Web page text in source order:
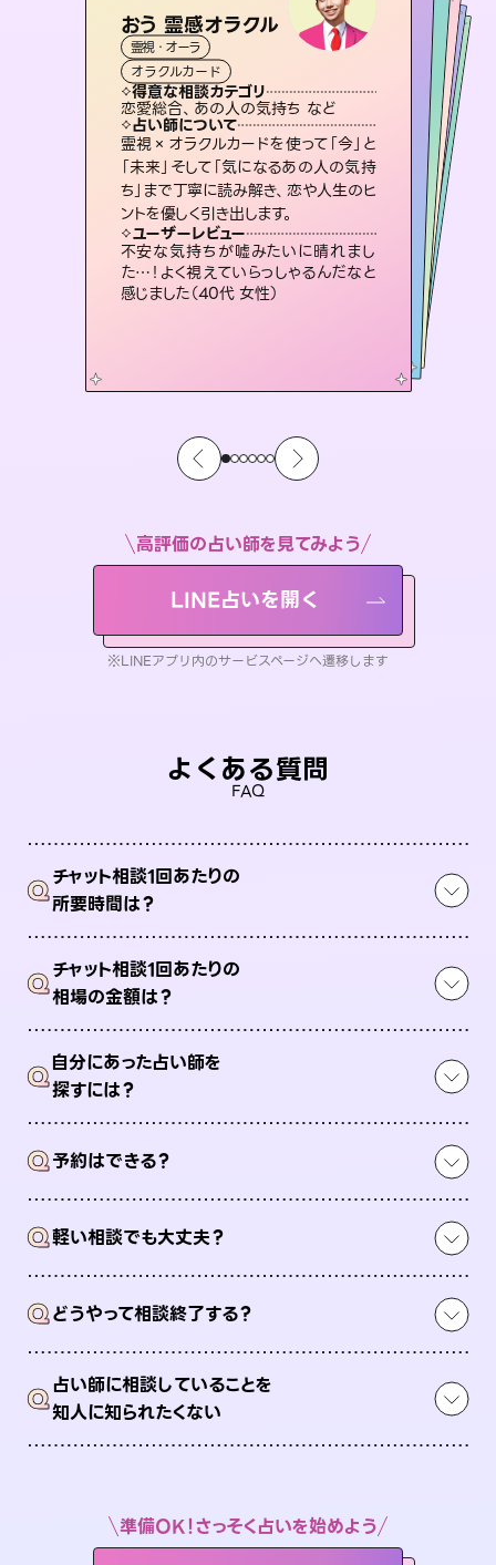
おう 霊感オラクル
霊視・オーラ
オラクルカード
得意な相談カテゴリ
恋愛総合、あの人の気持ち など
占い師について
霊視×オラクルカードを使って「今」と
「未来」そして「気になるあの人の気持
ち」まで丁寧に読み解き、恋や人生のヒ
ントを優しく引き出します。
ユーザーレビュー
不安な気持ちが嘘みたいに晴れまし
た…！よく視えていらっしゃるんだなと
感じました（40代 女性）
アイリス -iris-
西洋占星術
ルーン
得意な相談カテゴリ
恋愛総合、片想い、二人の未来 など
占い師について
復縁、恋愛、不倫の行方、同性愛や片
思い、仕事関係や借金問題まで知りた
いことや心の負担になっていることを
紐解き、背中をそっと押して導きます。
ユーザーレビュー
安心感のあり、言い切ってくれる所や濁
さない鑑定のおかげで、毎回自分の気
持ちを整えられます（30代 男性）
彗望
霊視・オーラ
スピリチュアル・リーディング
得意な相談カテゴリ
片想い、あの人の気持ち、復縁 など
占い師について
3,700年以上の歴史を持つ東洋最古の
占術「易占」で詳細まで占い、幸せへ向
かう道筋を示します。厳しい結果にも具
体的な対策をお伝えします。
ユーザーレビュー
複雑な背景もしっかり聞いて鑑定して
いただけました。気持ちが楽になりまし
た（50代 女性）
とうげんみう
霊視・オーラ
スピリチュアル・リーディング
得意な相談カテゴリ
片想い、あの人の気持ち、復縁 など
占い師について
恋愛のお悩みの中でも特に「曖昧な関係」の相談を得意としており、友達以上恋人未満なお相手との今後や本音を丁寧に読み解き恋愛成就へと導きます。
ユーザーレビュー
鑑定していただいてアドバイス通りに行
動すると仲が復活してきました。ありが
とうございました（40代 女性）
未来視師＊花
スピリチュアル・リーディング
得意な相談カテゴリ
出逢い、片想い、復縁 など
占い師について
未来には何パターンもの選択肢があり
ます。不安で視えにくくなっているあな
たの素敵な未来を見つけ、その未来を
選択できるようアドバイスします。
ユーザーレビュー
職場の人の性質や人間関係、本心など
本当によく視えていてびっくり。対策が
打てて前向きになれます（40代）
霊視・オーラ タロット
スピリチュアル・リーディング
得意な相談カテゴリ
片想い、二人の未来、年の差 など
占い師について
連絡再開、復縁、成就などの報告実績
多数。セラピストとして2万超の施術経
験があるからこそできる鑑定で、より良
い未来をサポートします。
ユーザーレビュー
とても心温まる鑑定でした。しかもこち
らは何も言っていないのに視えていらっ
しゃるんだなと驚きです（30代女性）
高評価の占い師を見てみよう
LINE占いを開く
※LINEアプリ内のサービスページへ遷移します
よくある質問
FAQ
Qチャット相談1回あたりの
所要時間は？
Qチャット相談1回あたりの
相場の金額は？
Q自分にあった占い師を
探すには？
Q予約はできる？
Q軽い相談でも大丈夫？
Qどうやって相談終了する？
Q占い師に相談していることを
知人に知られたくない
準備OK！さっそく占いを始めよう